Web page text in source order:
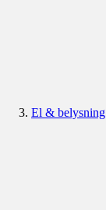
El & belysning